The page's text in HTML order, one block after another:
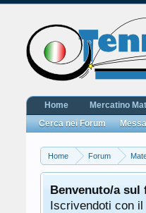
Home Forum
Benvenuto/a sul
Iscrivendoti con
Home Mercatino
Cerca nei Forum